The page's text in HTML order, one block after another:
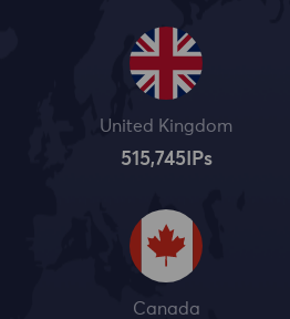
United Kingdom
515,745IPs
Canada